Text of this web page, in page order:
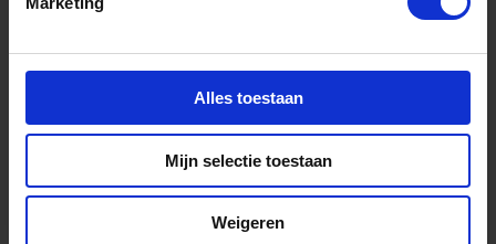
Alles toestaan
Mijn selectie toestaan
Weigeren
methaan
Meer informatie
Rapport